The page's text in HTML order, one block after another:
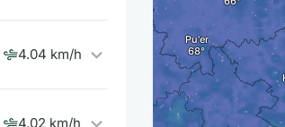
4.04 km/h
4.02 km/h